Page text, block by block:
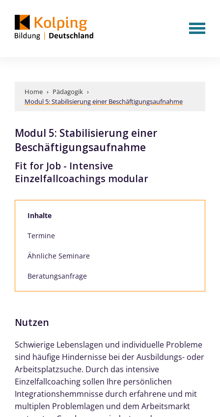
Home › Pädagogik ›
Modul 5: Stabilisierung einer Beschäftigungsaufnahme
Modul 5: Stabilisierung einer
Beschäftigungsaufnahme
Fit for Job - Intensive
Einzelfallcoachings modular
Inhalte
Termine
Ähnliche Seminare
Beratungsanfrage
Nutzen
Schwierige Lebenslagen und individuelle Probleme
sind häufige Hindernisse bei der Ausbildungs- oder
Arbeitsplatzsuche. Durch das intensive
Einzelfallcoaching sollen Ihre persönlichen
Integrationshemmnisse durch erfahrene und mit
multiplen Problemlagen und dem Arbeitsmarkt